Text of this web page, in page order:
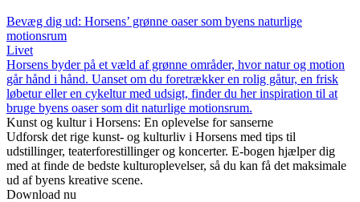
Bevæg dig ud: Horsens’ grønne oaser som byens naturlige
motionsrum
Livet
Horsens byder på et væld af grønne områder, hvor natur og motion
går hånd i hånd. Uanset om du foretrækker en rolig gåtur, en frisk
løbetur eller en cykeltur med udsigt, finder du her inspiration til at
bruge byens oaser som dit naturlige motionsrum.
Kunst og kultur i Horsens: En oplevelse for sanserne
Udforsk det rige kunst- og kulturliv i Horsens med tips til
udstillinger, teaterforestillinger og koncerter. E-bogen hjælper dig
med at finde de bedste kulturoplevelser, så du kan få det maksimale
ud af byens kreative scene.
Download nu